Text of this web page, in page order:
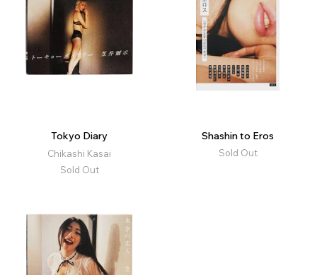
Tokyo Diary
Chikashi Kasai
Sold Out
Shashin to Eros
Sold Out